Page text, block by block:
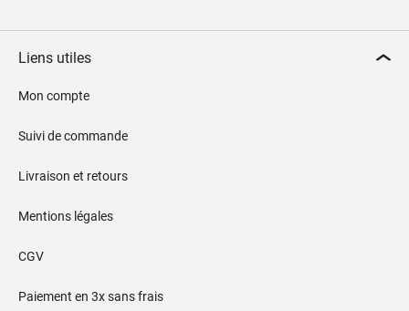
Liens utiles
Mon compte
Suivi de commande
Livraison et retours
Mentions légales
CGV
Paiement en 3x sans frais